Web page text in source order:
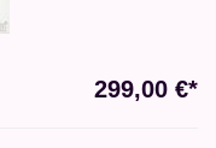
299,00 €*